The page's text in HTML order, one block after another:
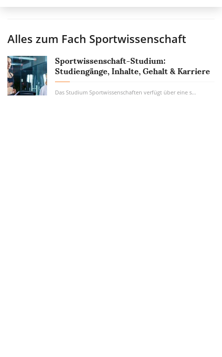
Alles zum Fach Sportwissenschaft
Sportwissenschaft-Studium:
Studiengänge, Inhalte, Gehalt & Karriere
Das Studium Sportwissenschaften verfügt über eine sehr große Auswahl an verschiedenen...